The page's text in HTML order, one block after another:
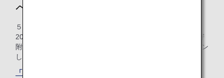
ペーン景品に採用
５周年大感謝キャンペーンの期間中（2021年11月17日～
2022年1月11日）に「ANAのふるさと納税」から自治体に寄
附いただいた方へ景品として、「CROSS TEAM」がデザイン
した倉敷帆布のANA限定トートバックが採用されました。
「ANAのふるさと納税」の詳細はこちら